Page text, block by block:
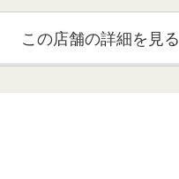
この店舗の詳細を見る